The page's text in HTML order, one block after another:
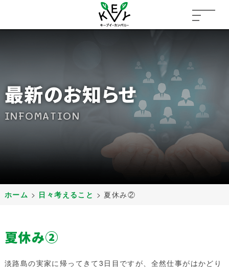
最新のお知らせ
INFOMATION
ホーム > 日々考えること > 夏休み②
夏休み②
淡路島の実家に帰ってきて3日目ですが、全然仕事がはかどり